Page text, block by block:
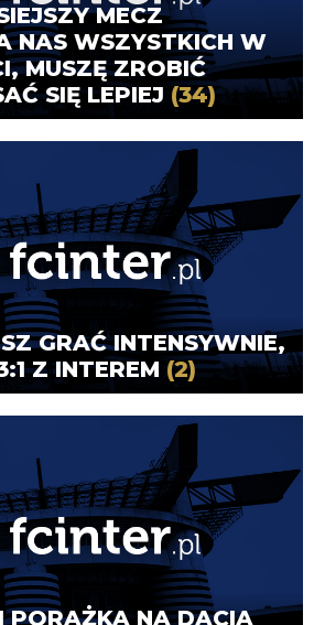
MECZ
NAS WSZYSTKICH W
MUSZĘ ZROBIĆ
SIĘ LEPIEJ (34)
GRAĆ INTENSYWNIE,
Z INTEREM (2)
PORAŻKA NA DACIA